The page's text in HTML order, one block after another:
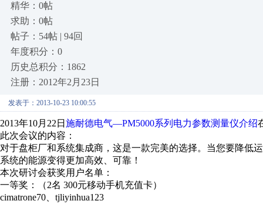
精华：0帖
求助：0帖
帖子：54帖 | 94回
年度积分：0
历史总积分：1862
注册：2012年2月23日
发表于：2013-10-23 10:00:55
2013年10月22日 施耐德电气—PM5000系列电力参数测量仪介绍
此次会议的内容：
对于盘柜厂和系统集成商， 这是一款完美的选择。当您要降低
系统的能源变得更加高效、可靠！
本次研讨会获奖用户名单：
一等奖：（2名 300元移动手机充值卡）
cimatrone70、tjliyinhua123